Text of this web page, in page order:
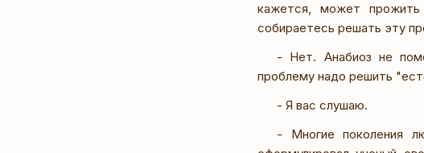
кажется, может
собираетесь решать эту
- Нет. Анабиоз не
проблему надо решить
- Я вас слушаю.
- Многие поколения